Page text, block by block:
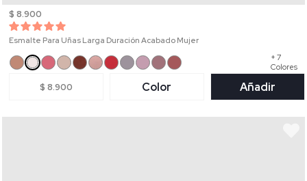
$ 8.900
Esmalte Para Uñas Larga Duración Acabado Mujer
+ 7
Colores
$ 8.900 Color Añadir